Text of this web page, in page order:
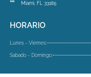
Miami, FL 33185
HORARIO
Lunes - Viernes:
Sabado - Domingo: